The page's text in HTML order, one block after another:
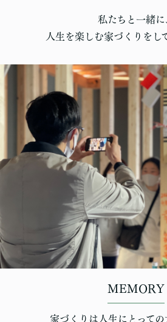
私たちと一緒に
人生を楽しむ家づくりをし
MEMORY
家づくりは人生にとっての